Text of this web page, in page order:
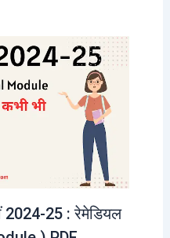
2024-25 : रेमेडियल